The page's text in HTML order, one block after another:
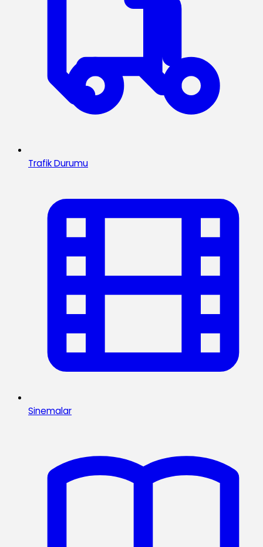
Trafik Durumu
Sinemalar